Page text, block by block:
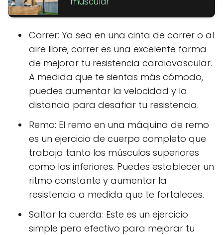
Correr: Ya sea en una cinta de correr o al
aire libre, correr es una excelente forma
de mejorar tu resistencia cardiovascular.
A medida que te sientas más cómodo,
puedes aumentar la velocidad y la
distancia para desafiar tu resistencia.
Remo: El remo en una máquina de remo
es un ejercicio de cuerpo completo que
trabaja tanto los músculos superiores
como los inferiores. Puedes establecer un
ritmo constante y aumentar la
resistencia a medida que te fortaleces.
Saltar la cuerda: Este es un ejercicio
simple pero efectivo para mejorar tu